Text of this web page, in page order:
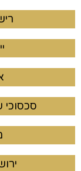
סכסוכי